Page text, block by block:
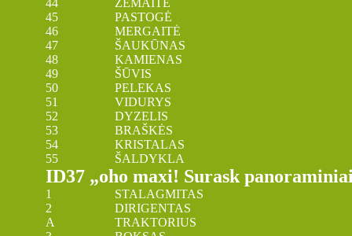
44 ŽEMAITĖ
45 PASTOGĖ
46 MERGAITĖ
47 ŠAUKŪNAS
48 KAMIENAS
49 ŠŪVIS
50 PELEKAS
51 VIDURYS
52 DYZELIS
53 BRAŠKĖS
54 KRISTALAS
55 ŠALDYKLA
ID37 „oho maxi! Surask
1 STALAGMITAS
2 DIRIGENTAS
A TRAKTORIUS